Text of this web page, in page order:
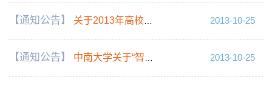
【通知公告】 关于2013年高校教师岗前培训考试准考证领取的通知 2013-10-25
【通知公告】 中南大学关于“智力引进”人才申报工作的通知 2013-10-25